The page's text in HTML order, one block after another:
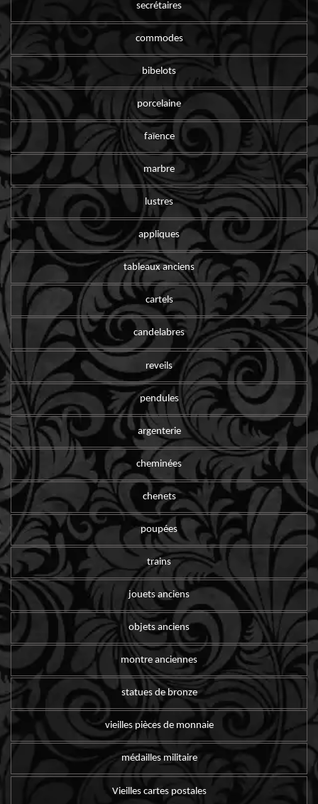
secrétaires
commodes
bibelots
porcelaine
faïence
marbre
lustres
appliques
tableaux anciens
cartels
candelabres
reveils
pendules
argenterie
cheminées
chenets
poupées
trains
jouets anciens
objets anciens
montre anciennes
statues de bronze
vieilles pièces de monnaie
médailles militaire
Vieilles cartes postales